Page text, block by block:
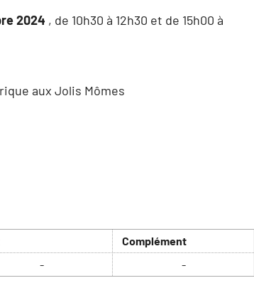
2024 , de 10h30 à 12h30 et de 15h00 à
aux Jolis Mômes
Complément
- -